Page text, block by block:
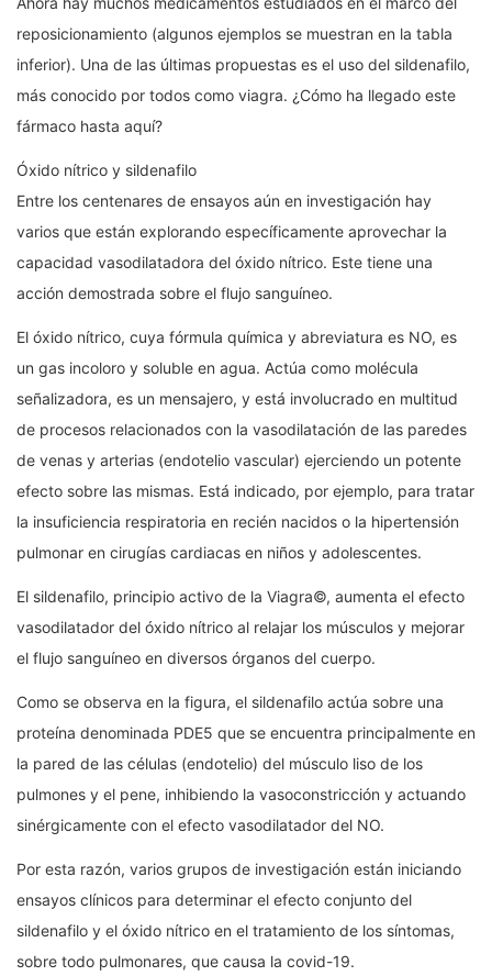
reposicionamiento (algunos ejemplos se muestran en la tabla
inferior). Una de las últimas propuestas es el uso del sildenafilo,
más conocido por todos como viagra. ¿Cómo ha llegado este
fármaco hasta aquí?
Óxido nítrico y sildenafilo
Entre los centenares de ensayos aún en investigación hay
varios que están explorando específicamente aprovechar la
capacidad vasodilatadora del óxido nítrico. Este tiene una
acción demostrada sobre el flujo sanguíneo.
El óxido nítrico, cuya fórmula química y abreviatura es NO, es
un gas incoloro y soluble en agua. Actúa como molécula
señalizadora, es un mensajero, y está involucrado en multitud
de procesos relacionados con la vasodilatación de las paredes
de venas y arterias (endotelio vascular) ejerciendo un potente
efecto sobre las mismas. Está indicado, por ejemplo, para tratar
la insuficiencia respiratoria en recién nacidos o la hipertensión
pulmonar en cirugías cardiacas en niños y adolescentes.
El sildenafilo, principio activo de la Viagra©, aumenta el efecto
vasodilatador del óxido nítrico al relajar los músculos y mejorar
el flujo sanguíneo en diversos órganos del cuerpo.
Como se observa en la figura, el sildenafilo actúa sobre una
proteína denominada PDE5 que se encuentra principalmente en
la pared de las células (endotelio) del músculo liso de los
pulmones y el pene, inhibiendo la vasoconstricción y actuando
sinérgicamente con el efecto vasodilatador del NO.
Por esta razón, varios grupos de investigación están iniciando
ensayos clínicos para determinar el efecto conjunto del
sildenafilo y el óxido nítrico en el tratamiento de los síntomas,
sobre todo pulmonares, que causa la covid-19.